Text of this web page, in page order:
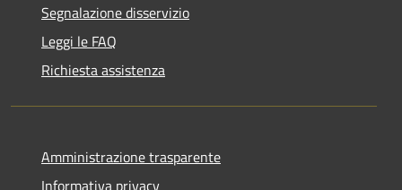
Segnalazione disservizio
Leggi le FAQ
Richiesta assistenza
Amministrazione trasparente
Informativa privacy